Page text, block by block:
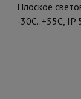
Плоское
-30С..+55С, IP